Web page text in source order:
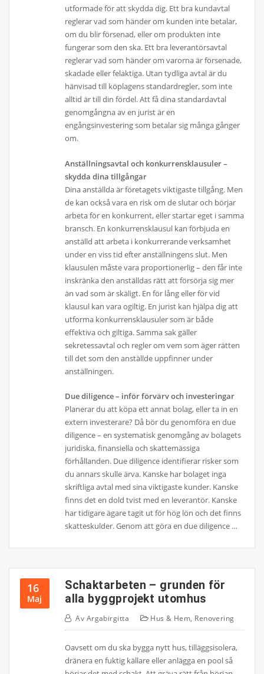
utformade för att skydda dig. Ett bra kundavtal
reglerar vad som händer om kunden inte betalar,
om du blir försenad, eller om produkten inte
fungerar som den ska. Ett bra leverantörsavtal
reglerar vad som händer om varorna är försenade,
skadade eller felaktiga. Utan tydliga avtal är du
hänvisad till köplagens standardregler, som inte
alltid är till din fördel. Att få dina standardavtal
genomgångna av en jurist är en
engångsinvestering som betalar sig många gånger
om.
Anställningsavtal och konkurrensklausuler –
skydda dina tillgångar
Dina anställda är företagets viktigaste tillgång. Men
de kan också vara en risk om de slutar och börjar
arbeta för en konkurrent, eller startar eget i samma
bransch. En konkurrensklausul kan förbjuda en
anställd att arbeta i konkurrerande verksamhet
under en viss tid efter anställningens slut. Men
klausulen måste vara proportionerlig – den får inte
inskränka den anställdas rätt att försörja sig mer
än vad som är skäligt. En för lång eller för vid
klausul kan vara ogiltig. En jurist kan hjälpa dig att
utforma konkurrensklausuler som är både
effektiva och giltiga. Samma sak gäller
sekretessavtal och regler om vem som äger rätten
till det som den anställde uppfinner under
anställningen.
Due diligence – inför förvärv och investeringar
Planerar du att köpa ett annat bolag, eller ta in en
extern investerare? Då bör du genomföra en due
diligence – en systematisk genomgång av bolagets
juridiska, finansiella och skattemässiga
förhållanden. Due diligence identifierar risker som
du annars skulle ärva. Kanske har bolaget inga
skriftliga avtal med sina viktigaste kunder. Kanske
finns det en dold tvist med en leverantör. Kanske
har tidigare ägare tagit ut för hög lön och det finns
skatteskulder. Genom att göra en due diligence …
16
Maj
Schaktarbeten – grunden för
alla byggprojekt utomhus
Av Argabirgitta Hus & Hem, Renovering
Oavsett om du ska bygga nytt hus, tilläggsisolera,
dränera en fuktig källare eller anlägga en pool så